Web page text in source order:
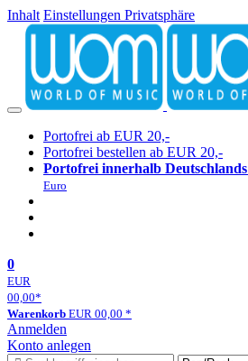
Inhalt Einstellungen Privatsphäre
Portofrei ab EUR 20,-
Portofrei bestellen ab EUR 20,-
Portofrei innerhalb Deutschlands
Euro
0
EUR
00,00*
Warenkorb EUR 00,00 *
Anmelden
Konto anlegen